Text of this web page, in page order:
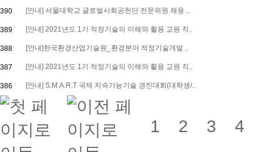
390 [안내] 서울대학교 글로벌사회공헌단 전문위원 채용 ..
389 [안내] 2021년도 1기 적정기술의 이해와 활용 교원 직..
388 [안내]한국환경산업기술원_환경분야 적정기술개발 ..
387 [안내] 2021년도 1기 적정기술의 이해와 활용 교원 직..
386 [안내] S.M.A.R.T 국제 지속가능기술 경진대회(대학생/..
1 2 3 4